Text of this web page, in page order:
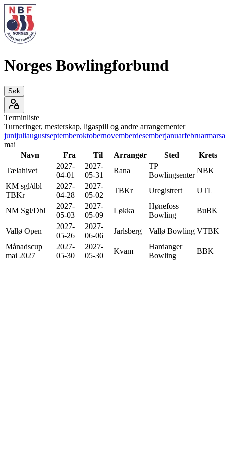
Norges Bowlingforbund
Søk
Terminliste
Turneringer, mesterskap, ligaspill og andre arrangementer
junijuliaugustseptemberoktobernovemberdesemberjanuarfebruarmars
mai
Navn
Fra Til Arrangør Sted
Krets
Tælahivet
2027-
04-01
2027-
05-31
Rana
TP
Bowlingsenter
NBK
KM sgl/dbl
TBKr
2027-
04-28
2027-
05-02
TBKr Uregistrert UTL
NM Sgl/Dbl
2027-
05-03
2027-
05-09
Løkka
Hønefoss
Bowling
BuBK
Vallø Open
2027-
05-26
2027-
06-06
Jarlsberg Vallø Bowling VTBK
Månadscup
mai 2027
2027-
05-30
2027-
05-30
Kvam
Hardanger
Bowling
BBK